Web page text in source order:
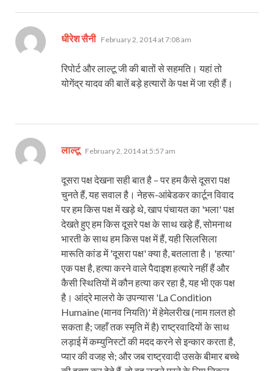
धीरेश सैनी says:
February 2, 2014 at 7:08 am
रिपोर्ट और लाल्टू जी की बातों से सहमति। यहां तो
योगेंद्र यादव की बातें बड़े हत्यारों के पक्ष में जा रही हैं।
लाल्टू says:
February 2, 2014 at 5:57 am
दूसरा पक्ष देखना सही बात है – पर हम कैसे दूसरा पक्ष
चुनते हैं, यह सवाल है। नेहरू-आंबेडकर कार्टून विवाद
पर हम किस पक्ष में खड़े थे, खाप पंचायत का 'भला' पक्ष
देखते हुए हम किस दूसरे पक्ष के साथ खड़े हैं, सोमनाथ
भारती के साथ हम किस पक्ष में हैं, यही सिलसिला
मारूति कांड में 'दूसरा पक्ष' क्या है, बतलाता है। 'हत्या'
एक पक्ष है, हत्या करने वाले पैदाइश हत्यारे नहीं हैं और
कैसी स्थितियों में कौन हत्या कर रहा है, यह भी एक पक्ष
है। आंद्रे मालरो के उपन्यास 'La Condition
Humaine (मानव नियति)' में हेमेलरीख (नाम ग़लत हो
सकता है; जहाँ तक स्मृति में है) राष्ट्रवादियों के साथ
लड़ाई में कम्युनिस्टों की मदद करने से इन्कार करता है,
प्यार की वजह से; और जब राष्ट्रवादी उसके बीमार बच्चे